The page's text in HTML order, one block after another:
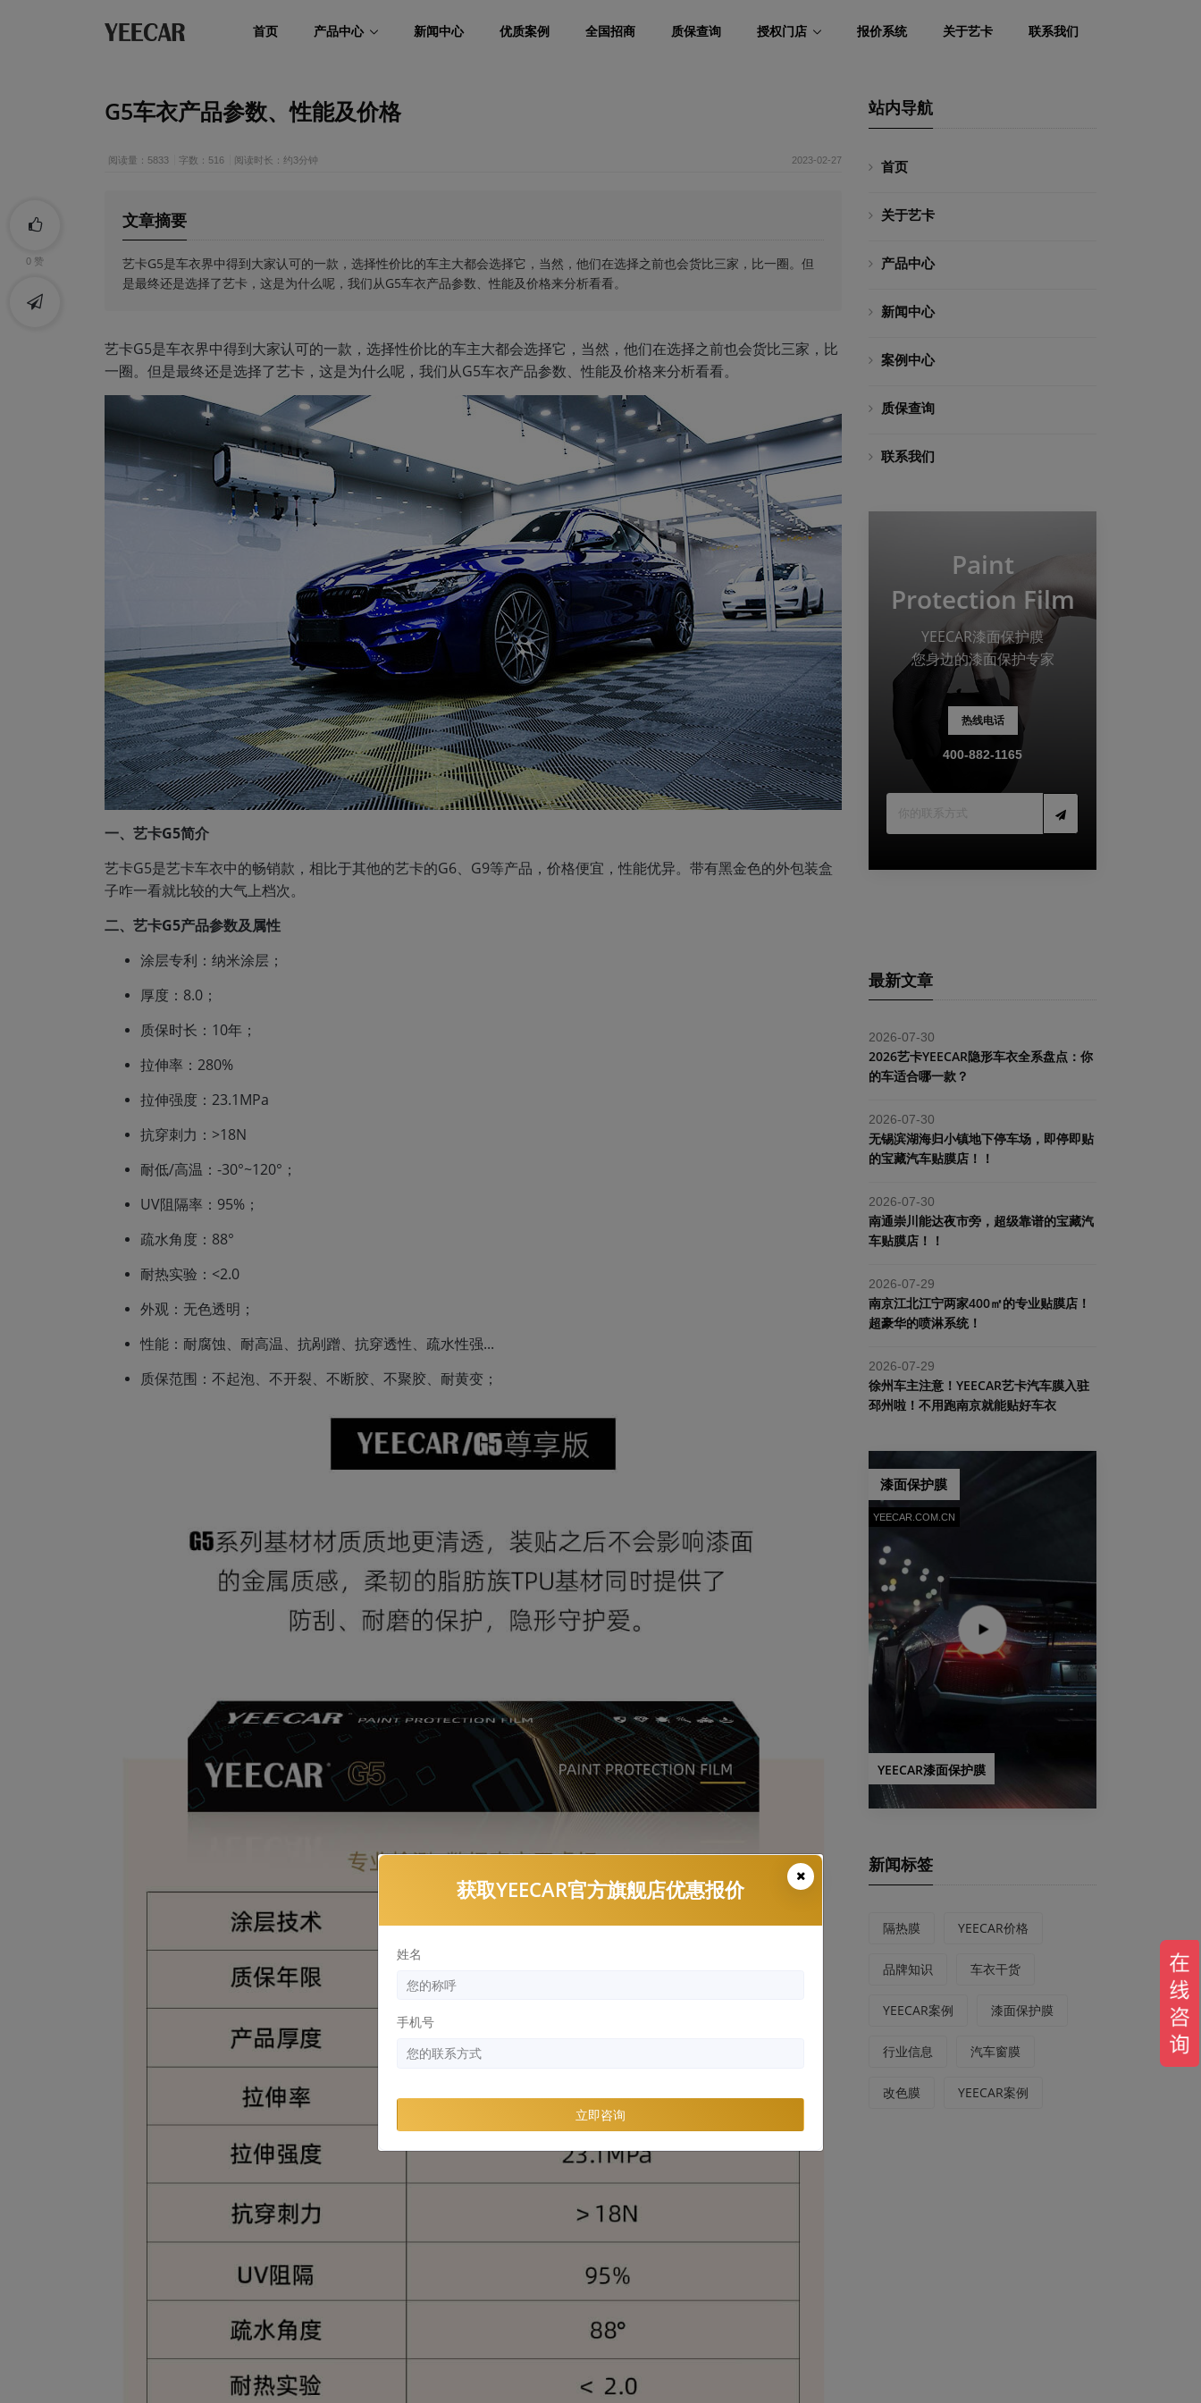
首页 产品中心 新闻中心 优质案例 全国招商 质保查询 授权门店 报价系统 关于艺卡 联系我们
G5车衣产品参数、性能及价格
阅读量：5833 字数：516 阅读时长：约3分钟 2023-02-27
文章摘要
艺卡G5是车衣界中得到大家认可的一款，选择性价比的车主大都会选择它，当然，他们在选择之前也会货比三家，比一圈。但
是最终还是选择了艺卡，这是为什么呢，我们从G5车衣产品参数、性能及价格来分析看看。
艺卡G5是车衣界中得到大家认可的一款，选择性价比的车主大都会选择它，当然，他们在选择之前也会货比三家，比
一圈。但是最终还是选择了艺卡，这是为什么呢，我们从G5车衣产品参数、性能及价格来分析看看。
一、艺卡G5简介
艺卡G5是艺卡车衣中的畅销款，相比于其他的艺卡的G6、G9等产品，价格便宜，性能优异。带有黑金色的外包装盒
子咋一看就比较的大气上档次。
二、艺卡G5产品参数及属性
涂层专利：纳米涂层；
厚度：8.0；
质保时长：10年；
拉伸率：280%
拉伸强度：23.1MPa
抗穿刺力：>18N
耐低/高温：-30°~120°；
UV阻隔率：95%；
疏水角度：88°
耐热实验：<2.0
外观：无色透明；
性能：耐腐蚀、耐高温、抗剐蹭、抗穿透性、疏水性强...
质保范围：不起泡、不开裂、不断胶、不聚胶、耐黄变；
站内导航
首页
关于艺卡
产品中心
新闻中心
案例中心
质保查询
联系我们
Paint
Protection Film
YEECAR漆面保护膜
您身边的漆面保护专家
热线电话
400-882-1165
最新文章
2026-07-30
2026艺卡YEECAR隐形车衣全系盘点：你
的车适合哪一款？
2026-07-30
​无锡滨湖海归小镇地下停车场，即停即贴
的宝藏汽车贴膜店！！
2026-07-30
南通崇川能达夜市旁，超级靠谱的宝藏汽
车贴膜店！！
2026-07-29
南京江北江宁两家400㎡的专业贴膜店！
超豪华的喷淋系统！
2026-07-29
​徐州车主注意！YEECAR艺卡汽车膜入驻
邳州啦！不用跑南京就能贴好车衣
漆面保护膜
YEECAR.COM.CN
YEECAR漆面保护膜
新闻标签
隔热膜 YEECAR价格
品牌知识 车衣干货
YEECAR案例 漆面保护膜
行业信息 汽车窗膜
改色膜 YEECAR案例
0 赞
获取YEECAR官方旗舰店优惠报价
姓名
手机号
立即咨询